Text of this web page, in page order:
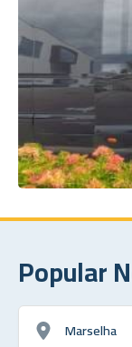
Popular
Marselha